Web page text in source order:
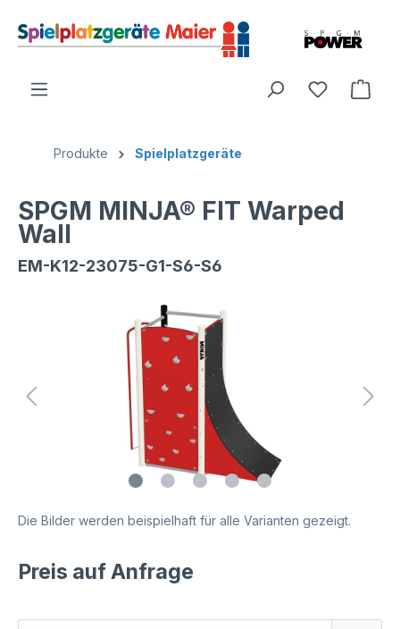
Produkte Spielplatzgeräte
SPGM MINJA® FIT Warped
Wall
EM-K12-23075-G1-S6-S6
Die Bilder werden beispielhaft für alle Varianten gezeigt.
Preis auf Anfrage